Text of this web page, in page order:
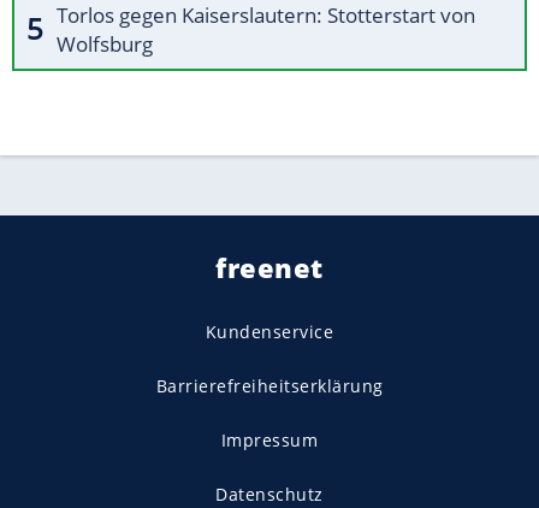
Torlos gegen Kaiserslautern: Stotterstart von
Wolfsburg
freenet
Kundenservice
Barrierefreiheitserklärung
Impressum
Datenschutz